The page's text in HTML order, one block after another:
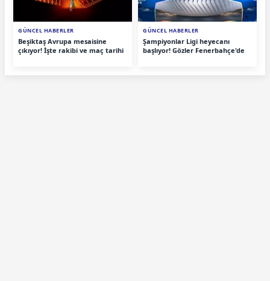
GÜNCEL HABERLER
Beşiktaş Avrupa mesaisine
çıkıyor! İşte rakibi ve maç tarihi
GÜNCEL HABERLER
Şampiyonlar Ligi heyecanı
başlıyor! Gözler Fenerbahçe'de